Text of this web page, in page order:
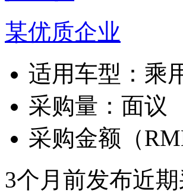
某优质企业
适用车型： 乘
采购量： 面议
采购金额（
3个月前发布近